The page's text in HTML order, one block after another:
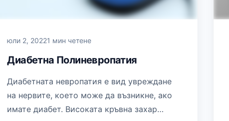
юли 2, 20221 мин четене
Диабетна Полиневропатия
Диабетната невропатия е вид увреждане
на нервите, което може да възникне, ако
имате диабет. Високата кръвна захар